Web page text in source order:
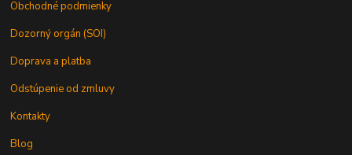
Obchodné podmienky
Dozorný orgán (SOI)
Doprava a platba
Odstúpenie od zmluvy
Kontakty
Blog